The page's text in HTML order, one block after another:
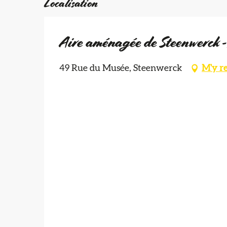
Localisation
Aire aménagée de Steenwerck
49 Rue du Musée, Steenwerck M'y